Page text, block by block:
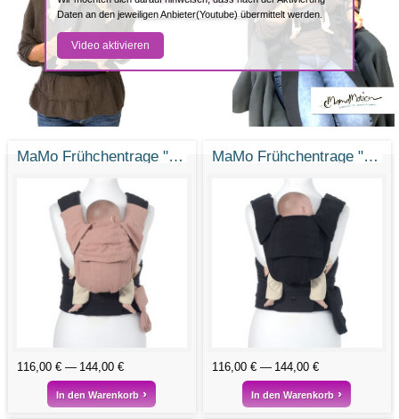
Daten an den jeweiligen Anbieter(Youtube) übermittelt werden.
Video aktivieren
MaMo Frühchentrage "Feenstaub"
116,00 € 144,00 €
In den Warenkorb
MaMo Frühchentrage "Kleiner Kämpfer"
116,00 € 144,00 €
In den Warenkorb